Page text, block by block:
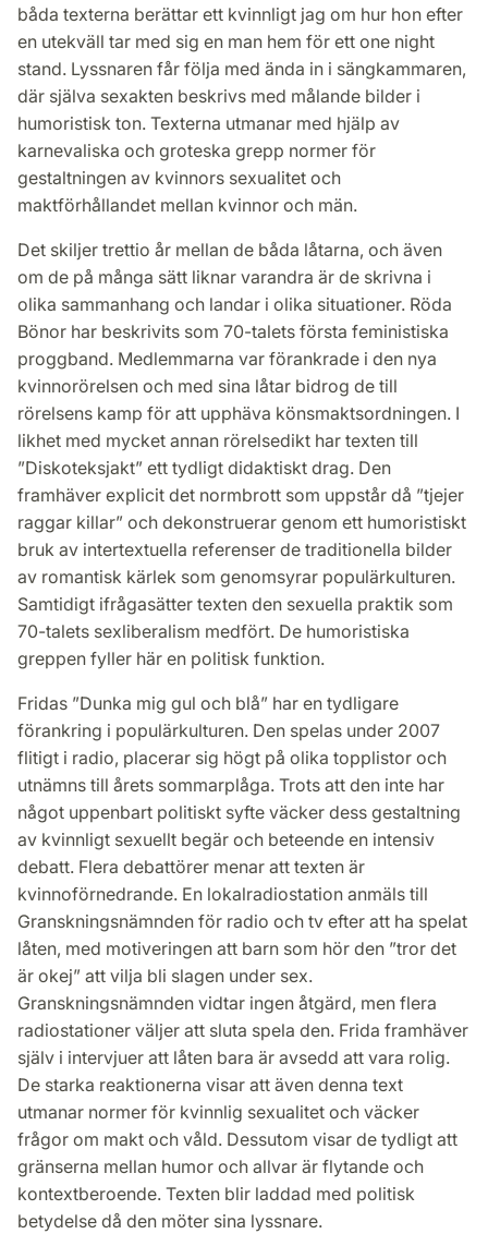
båda texterna berättar ett kvinnligt jag om hur hon efter
en utekväll tar med sig en man hem för ett one night
stand. Lyssnaren får följa med ända in i sängkammaren,
där själva sexakten beskrivs med målande bilder i
humoristisk ton. Texterna utmanar med hjälp av
karnevaliska och groteska grepp normer för
gestaltningen av kvinnors sexualitet och
maktförhållandet mellan kvinnor och män.
Det skiljer trettio år mellan de båda låtarna, och även
om de på många sätt liknar varandra är de skrivna i
olika sammanhang och landar i olika situationer. Röda
Bönor har beskrivits som 70-talets första feministiska
proggband. Medlemmarna var förankrade i den nya
kvinnorörelsen och med sina låtar bidrog de till
rörelsens kamp för att upphäva könsmaktsordningen. I
likhet med mycket annan rörelsedikt har texten till
”Diskoteksjakt” ett tydligt didaktiskt drag. Den
framhäver explicit det normbrott som uppstår då ”tjejer
raggar killar” och dekonstruerar genom ett humoristiskt
bruk av intertextuella referenser de traditionella bilder
av romantisk kärlek som genomsyrar populärkulturen.
Samtidigt ifrågasätter texten den sexuella praktik som
70-talets sexliberalism medfört. De humoristiska
greppen fyller här en politisk funktion.
Fridas ”Dunka mig gul och blå” har en tydligare
förankring i populärkulturen. Den spelas under 2007
flitigt i radio, placerar sig högt på olika topplistor och
utnämns till årets sommarplåga. Trots att den inte har
något uppenbart politiskt syfte väcker dess gestaltning
av kvinnligt sexuellt begär och beteende en intensiv
debatt. Flera debattörer menar att texten är
kvinnoförnedrande. En lokalradiostation anmäls till
Granskningsnämnden för radio och tv efter att ha spelat
låten, med motiveringen att barn som hör den ”tror det
är okej” att vilja bli slagen under sex.
Granskningsnämnden vidtar ingen åtgärd, men flera
radiostationer väljer att sluta spela den. Frida framhäver
själv i intervjuer att låten bara är avsedd att vara rolig.
De starka reaktionerna visar att även denna text
utmanar normer för kvinnlig sexualitet och väcker
frågor om makt och våld. Dessutom visar de tydligt att
gränserna mellan humor och allvar är flytande och
kontextberoende. Texten blir laddad med politisk
betydelse då den möter sina lyssnare.